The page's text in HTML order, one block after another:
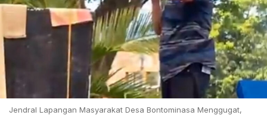
Jendral Lapangan Masyarakat Desa Bontominasa Menggugat,